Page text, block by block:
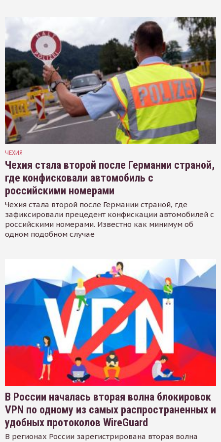
ЧЕХИЯ
Чехия стала второй после Германии страной,
где конфисковали автомобиль с
российскими номерами
Чехия стала второй после Германии страной, где
зафиксировали прецедент конфискации автомобилей с
российскими номерами. Известно как минимум об
одном подобном случае
В России началась вторая волна блокировок
VPN по одному из самых распространенных и
удобных протоколов WireGuard
В регионах России зарегистрирована вторая волна